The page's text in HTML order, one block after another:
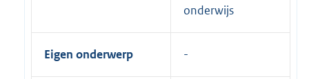
onderwijs
Eigen onderwerp